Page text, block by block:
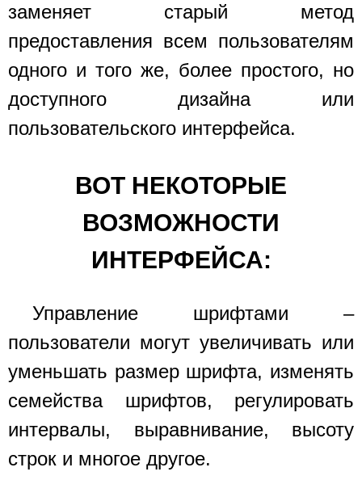
заменяет старый метод
предоставления всем пользователям
одного и того же, более простого, но
доступного дизайна или
пользовательского интерфейса.
ВОТ НЕКОТОРЫЕ
ВОЗМОЖНОСТИ
ИНТЕРФЕЙСА:
Управление шрифтами –
пользователи могут увеличивать или
уменьшать размер шрифта, изменять
семейства шрифтов, регулировать
интервалы, выравнивание, высоту
строк и многое другое.